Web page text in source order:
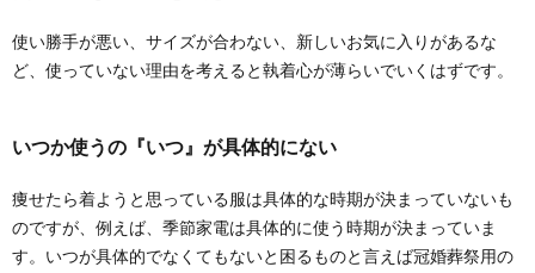
について
風呂の大掃除に必要な洗剤や道具を紹介します。 浴室
のパーツ別で汚れが違います。 お風呂場の掃...
使い勝手が悪い、サイズが合わない、新しいお気に入りがあるな
ど、使っていない理由を考えると執着心が薄らいでいくはずです。
いつか使うの『いつ』が具体的にない
痩せたら着ようと思っている服は具体的な時期が決まっていないも
のですが、例えば、季節家電は具体的に使う時期が決まっていま
す。いつが具体的でなくてもないと困るものと言えば冠婚葬祭用の